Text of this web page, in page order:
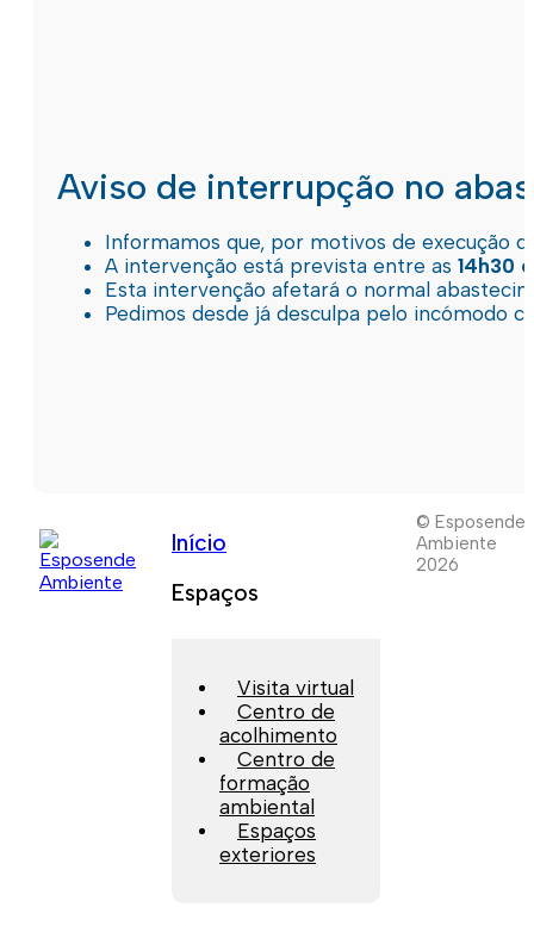
Aviso de interrupção no
Informamos que, por motivos de execução
A intervenção está prevista entre as 14h30
Esta intervenção afetará o normal
Pedimos desde já desculpa pelo incómodo
Início
Espaços
Visita virtual
Centro de
acolhimento
Centro de
formação
ambiental
Espaços
exteriores
© Esposende
Ambiente
2026